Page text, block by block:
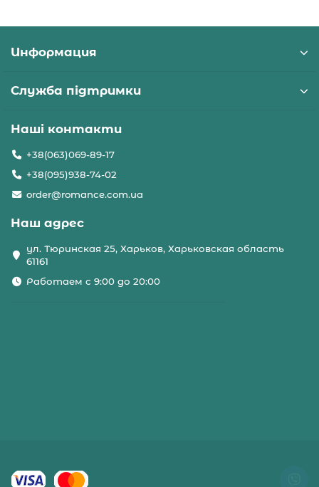
Информация
Служба підтримки
Наші контакти
+38(063)069-89-17
+38(095)938-74-02
order@romance.com.ua
Наш адрес
ул. Тюринская 25, Харьков, Харьковская область
61161
Работаем с 9:00 до 20:00